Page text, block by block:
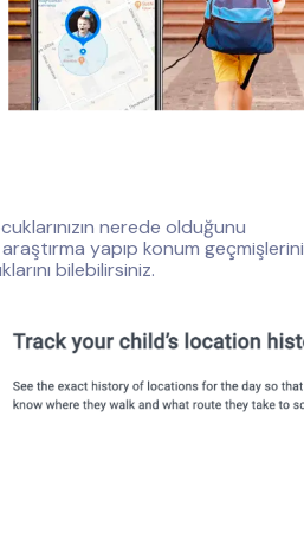
nerede olduğunu
yapıp konum geçmişlerini
bilebilirsiniz.